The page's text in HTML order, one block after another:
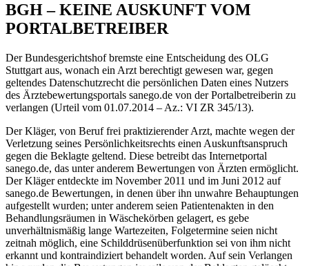
BGH – KEINE AUSKUNFT VOM
PORTALBETREIBER
Der Bundesgerichtshof bremste eine Entscheidung des OLG
Stuttgart aus, wonach ein Arzt berechtigt gewesen war, gegen
geltendes Datenschutzrecht die persönlichen Daten eines Nutzers
des Ärztebewertungsportals sanego.de von der Portalbetreiberin zu
verlangen (Urteil vom 01.07.2014 – Az.: VI ZR 345/13).
Der Kläger, von Beruf frei praktizierender Arzt, machte wegen der
Verletzung seines Persönlichkeitsrechts einen Auskunftsanspruch
gegen die Beklagte geltend. Diese betreibt das Internetportal
sanego.de, das unter anderem Bewertungen von Ärzten ermöglicht.
Der Kläger entdeckte im November 2011 und im Juni 2012 auf
sanego.de Bewertungen, in denen über ihn unwahre Behauptungen
aufgestellt wurden; unter anderem seien Patientenakten in den
Behandlungsräumen in Wäschekörben gelagert, es gebe
unverhältnismäßig lange Wartezeiten, Folgetermine seien nicht
zeitnah möglich, eine Schilddrüsenüberfunktion sei von ihm nicht
erkannt und kontraindiziert behandelt worden. Auf sein Verlangen